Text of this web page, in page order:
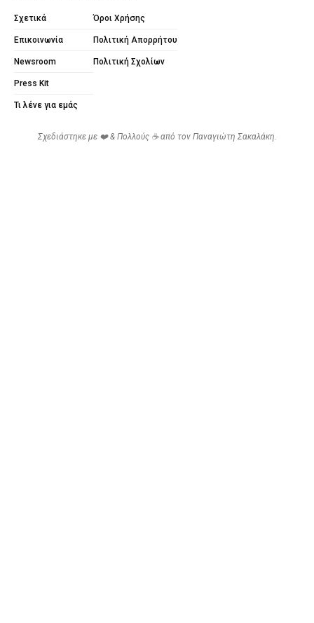
Σχετικά
Επικοινωνία
Newsroom
Press Kit
Τι λένε για εμάς
Όροι Χρήσης
Πολιτική Απορρήτου
Πολιτική Σχολίων
Σχεδιάστηκε με ❤️ & Πολλούς ☕ από τον Παναγιώτη Σακαλάκη.